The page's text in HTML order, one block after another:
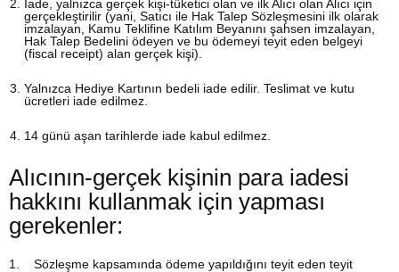
İade, yalnızca gerçek kişi-tüketici olan ve ilk Alıcı olan Alıcı için
gerçekleştirilir (yani, Satıcı ile Hak Talep Sözleşmesini ilk olarak
imzalayan, Kamu Teklifine Katılım Beyanını şahsen imzalayan,
Hak Talep Bedelini ödeyen ve bu ödemeyi teyit eden belgeyi
(fiscal receipt) alan gerçek kişi).
Yalnızca Hediye Kartının bedeli iade edilir. Teslimat ve kutu
ücretleri iade edilmez.
14 günü aşan tarihlerde iade kabul edilmez.
Alıcının-gerçek kişinin para iadesi
hakkını kullanmak için yapması
gerekenler:
1. Sözleşme kapsamında ödeme yapıldığını teyit eden teyit